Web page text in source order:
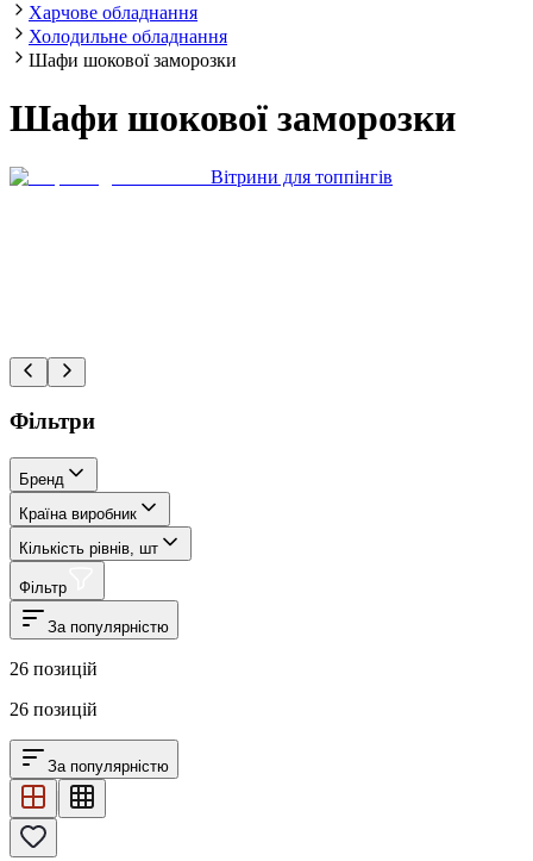
Харчове обладнання
Холодильне обладнання
Шафи шокової заморозки
Шафи шокової заморозки
Вітрини для топпінгів
Фільтри
Бренд
Країна виробник
Кількість рівнів, шт
Фільтр
За популярністю
26 позицій
26 позицій
За популярністю